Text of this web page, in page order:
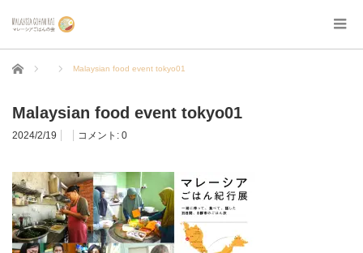
ホーム Malaysian food event tokyo01
Malaysian food event tokyo01
2024/2/19 コメント: 0